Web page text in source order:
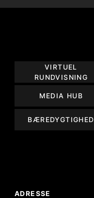
VIRTUEL
RUNDVISNING
MEDIA HUB
BÆREDYGTIGHED
ADRESSE